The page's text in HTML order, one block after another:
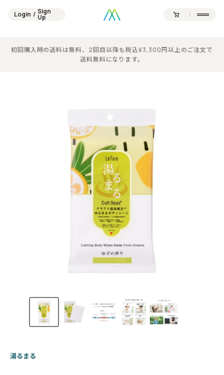
Login / Sign
Up
Login / Sign
Up
Contents Official SNS
初回購入時の送料は無料、2回目以降も税込¥3,300円以上のご注文で
送料無料になります。
湯るまる